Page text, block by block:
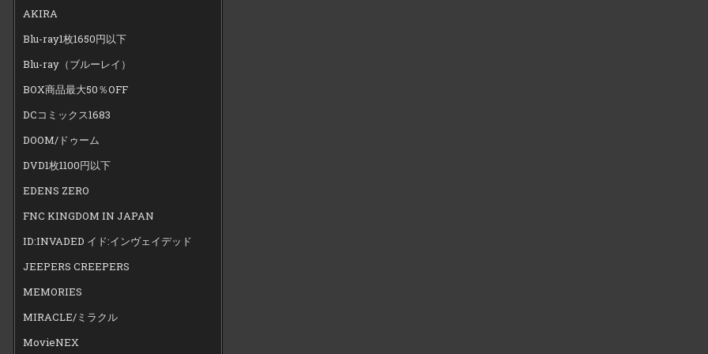
AKIRA
Blu-ray1枚1650円以下
Blu-ray（ブルーレイ）
BOX商品最大50％OFF
DCコミックス1683
DOOM/ドゥーム
DVD1枚1100円以下
EDENS ZERO
FNC KINGDOM IN JAPAN
ID:INVADED イド:インヴェイデッド
JEEPERS CREEPERS
MEMORIES
MIRACLE/ミラクル
MovieNEX